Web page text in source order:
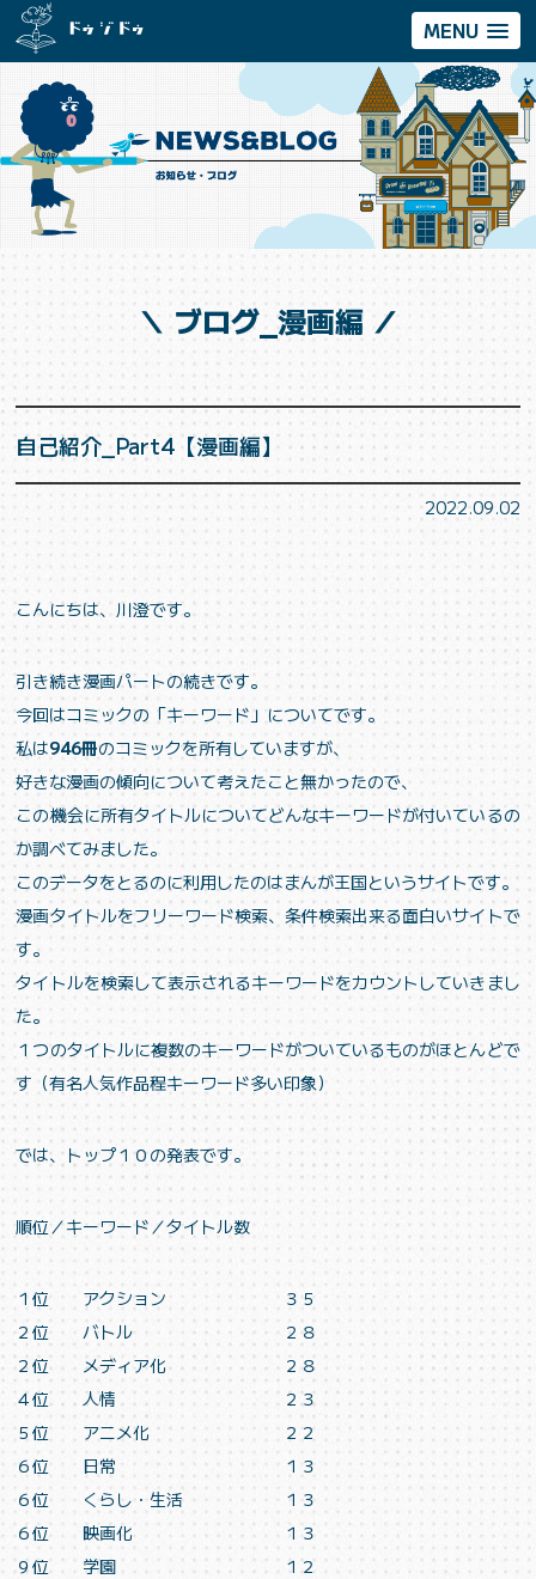
MENU
＼ ブログ_漫画編 ／
自己紹介_Part4【漫画編】
2022.09.02
こんにちは、川澄です。
引き続き漫画パートの続きです。
今回はコミックの「キーワード」についてです。
私は946冊のコミックを所有していますが、
好きな漫画の傾向について考えたこと無かったので、
この機会に所有タイトルについてどんなキーワードが付いているの
か調べてみました。
このデータをとるのに利用したのはまんが王国というサイトです。
漫画タイトルをフリーワード検索、条件検索出来る面白いサイトで
す。
タイトルを検索して表示されるキーワードをカウントしていきまし
た。
１つのタイトルに複数のキーワードがついているものがほとんどで
す（有名人気作品程キーワード多い印象）
では、トップ１０の発表です。
順位／キーワード／タイトル数
１位 アクション ３５
２位 バトル ２８
２位 メディア化 ２８
４位 人情 ２３
５位 アニメ化 ２２
６位 日常 １３
６位 くらし・生活 １３
６位 映画化 １３
９位 学園 １２